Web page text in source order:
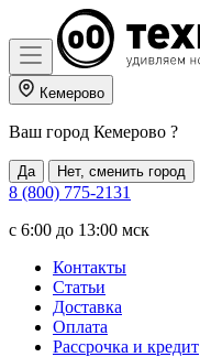
Кемерово
Ваш город Кемерово ?
Да Нет, сменить город
8 (800) 775-2131
c 6:00 до 13:00 мск
Контакты
Статьи
Доставка
Оплата
Рассрочка и кредит